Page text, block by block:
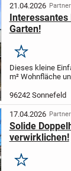
Nutzflächen und...
21.04.2026
Interessantes
Garten!
Merken
Dieses kleine
m² Wohnfläche
Es bietet im
schicken
Arbeitszimmer...
96242 Sonnefeld
17.04.2026
Solide
verwirklichen!
Merken